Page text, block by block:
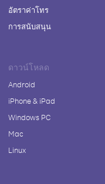
อัตราค่าโทร
การสนับสนุน
ดาวน์โหลด
Android
iPhone & iPad
Windows PC
Mac
Linux